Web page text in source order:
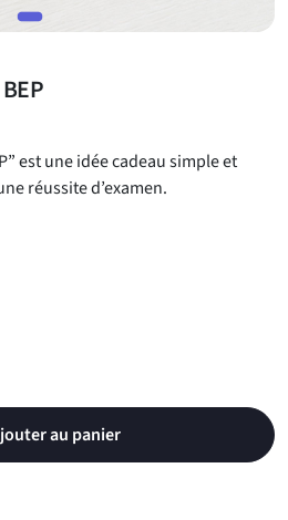
est une idée cadeau simple et
réussite d’examen.
au panier